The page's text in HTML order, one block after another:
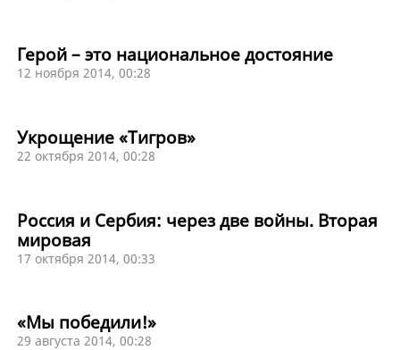
Герой – это национальное достояние
12 ноября 2014, 00:28
Укрощение «Тигров»
22 октября 2014, 00:28
Россия и Сербия: через две войны. Вторая
мировая
17 октября 2014, 00:33
«Мы победили!»
29 августа 2014, 00:28